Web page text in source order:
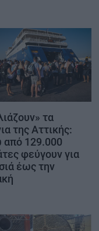
τα
της Αττικής:
129.000
φεύγουν για
έως την